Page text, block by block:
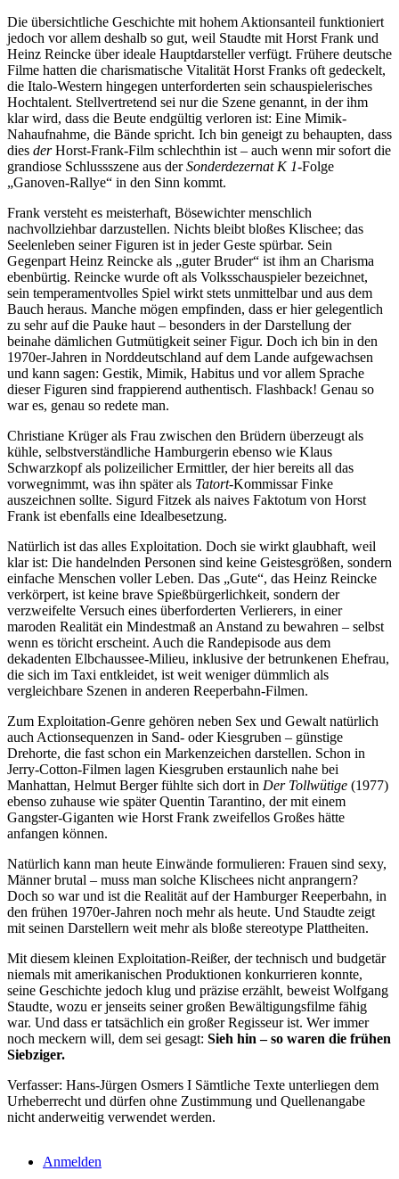
Die übersichtliche Geschichte mit hohem Aktionsanteil funktioniert
jedoch vor allem deshalb so gut, weil Staudte mit Horst Frank und
Heinz Reincke über ideale Hauptdarsteller verfügt. Frühere deutsche
Filme hatten die charismatische Vitalität Horst Franks oft gedeckelt,
die Italo-Western hingegen unterforderten sein schauspielerisches
Hochtalent. Stellvertretend sei nur die Szene genannt, in der ihm
klar wird, dass die Beute endgültig verloren ist: Eine Mimik-
Nahaufnahme, die Bände spricht. Ich bin geneigt zu behaupten, dass
dies derHorst-Frank-Film schlechthin ist – auch wenn mir sofort die
grandiose Schlussszene aus derSonderdezernat K 1-Folge
„Ganoven-Rallye“ in den Sinn kommt.
Frank versteht es meisterhaft, Bösewichter menschlich
nachvollziehbar darzustellen. Nichts bleibt bloßes Klischee; das
Seelenleben seiner Figuren ist in jeder Geste spürbar. Sein
Gegenpart Heinz Reincke als „guter Bruder“ ist ihm an Charisma
ebenbürtig. Reincke wurde oft als Volksschauspieler bezeichnet,
sein temperamentvolles Spiel wirkt stets unmittelbar und aus dem
Bauch heraus. Manche mögen empfinden, dass er hier gelegentlich
zu sehr auf die Pauke haut – besonders in der Darstellung der
beinahe dämlichen Gutmütigkeit seiner Figur. Doch ich bin in den
1970er-Jahren in Norddeutschland auf dem Lande aufgewachsen
und kann sagen: Gestik, Mimik, Habitus und vor allem Sprache
dieser Figuren sind frappierend authentisch. Flashback! Genau so
war es, genau so redete man.
Christiane Krüger als Frau zwischen den Brüdern überzeugt als
kühle, selbstverständliche Hamburgerin ebenso wie Klaus
Schwarzkopf als polizeilicher Ermittler, der hier bereits all das
vorwegnimmt, was ihn später als Tatort-Kommissar Finke
auszeichnen sollte. Sigurd Fitzek als naives Faktotum von Horst
Frank ist ebenfalls eine Idealbesetzung.
Natürlich ist das alles Exploitation. Doch sie wirkt glaubhaft, weil
klar ist: Die handelnden Personen sind keine Geistesgrößen, sondern
einfache Menschen voller Leben. Das „Gute“, das Heinz Reincke
verkörpert, ist keine brave Spießbürgerlichkeit, sondern der
verzweifelte Versuch eines überforderten Verlierers, in einer
maroden Realität ein Mindestmaß an Anstand zu bewahren – selbst
wenn es töricht erscheint. Auch die Randepisode aus dem
dekadenten Elbchaussee-Milieu, inklusive der betrunkenen Ehefrau,
die sich im Taxi entkleidet, ist weit weniger dümmlich als
vergleichbare Szenen in anderen Reeperbahn-Filmen.
Zum Exploitation-Genre gehören neben Sex und Gewalt natürlich
auch Actionsequenzen in Sand- oder Kiesgruben – günstige
Drehorte, die fast schon ein Markenzeichen darstellen. Schon in
Jerry-Cotton-Filmen lagen Kiesgruben erstaunlich nahe bei
Manhattan, Helmut Berger fühlte sich dort in Der Tollwütige (1977)
ebenso zuhause wie später Quentin Tarantino, der mit einem
Gangster-Giganten wie Horst Frank zweifellos Großes hätte
anfangen können.
Natürlich kann man heute Einwände formulieren: Frauen sind sexy,
Männer brutal – muss man solche Klischees nicht anprangern?
Doch so war und ist die Realität auf der Hamburger Reeperbahn, in
den frühen 1970er-Jahren noch mehr als heute. Und Staudte zeigt
mit seinen Darstellern weit mehr als bloße stereotype Plattheiten.
Mit diesem kleinen Exploitation-Reißer, der technisch und budgetär
niemals mit amerikanischen Produktionen konkurrieren konnte,
seine Geschichte jedoch klug und präzise erzählt, beweist Wolfgang
Staudte, wozu er jenseits seiner großen Bewältigungsfilme fähig
war. Und dass er tatsächlich ein großer Regisseur ist. Wer immer
noch meckern will, dem sei gesagt: Sieh hin – so waren die frühen
Siebziger.
Verfasser: Hans-Jürgen Osmers I Sämtliche Texte unterliegen dem
Urheberrecht und dürfen ohne Zustimmung und Quellenangabe
nicht anderweitig verwendet werden.
Anmelden